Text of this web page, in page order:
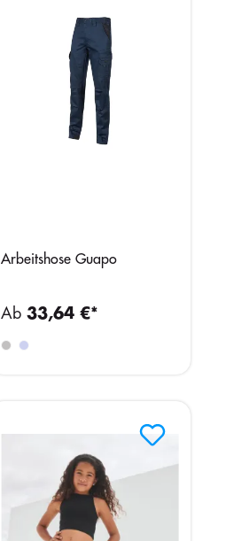
Arbeitshose Guapo
Ab33,64 €*